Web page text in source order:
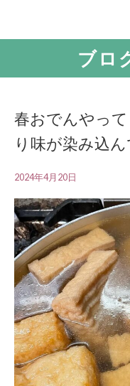
ブロ
春おでんやっ
り味が染み込
2024年4月20日